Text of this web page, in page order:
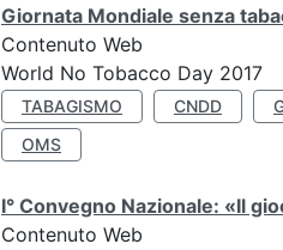
Giornata Mondiale senza
Contenuto Web
World No Tobacco Day 2017
TABAGISMO CNDD
OMS
I° Convegno Nazionale: «Il
Contenuto Web